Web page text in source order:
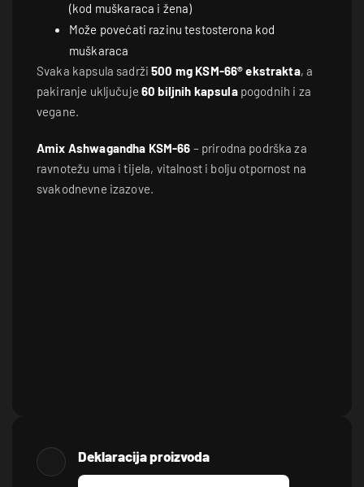
(kod muškaraca i žena)
Može povećati razinu testosterona kod
muškaraca
Svaka kapsula sadrži500 mg KSM-66® ekstrakta, a
pakiranje uključuje60 biljnih kapsulapogodnih i za
vegane.
Amix Ashwagandha KSM-66 – prirodna podrška za
ravnotežu uma i tijela, vitalnost i bolju otpornost na
svakodnevne izazove.
Deklaracija proizvoda